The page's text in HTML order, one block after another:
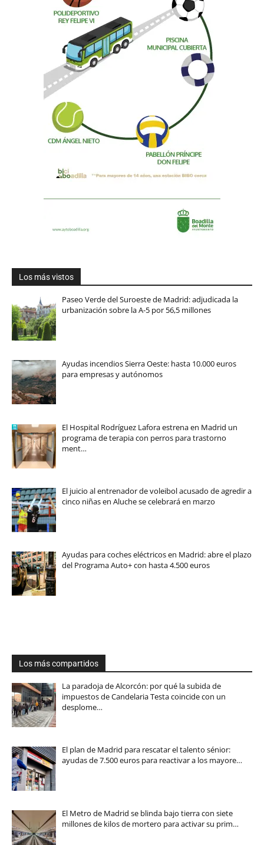
Los más vistos
Paseo Verde del Suroeste de Madrid: adjudicada la
urbanización sobre la A-5 por 56,5 millones
Ayudas incendios Sierra Oeste: hasta 10.000 euros
para empresas y autónomos
El Hospital Rodríguez Lafora estrena en Madrid un
programa de terapia con perros para trastorno
ment…
El juicio al entrenador de voleibol acusado de agredir a
cinco niñas en Aluche se celebrará en marzo
Ayudas para coches eléctricos en Madrid: abre el plazo
del Programa Auto+ con hasta 4.500 euros
Los más compartidos
La paradoja de Alcorcón: por qué la subida de
impuestos de Candelaria Testa coincide con un
desplome…
El plan de Madrid para rescatar el talento sénior:
ayudas de 7.500 euros para reactivar a los mayore…
El Metro de Madrid se blinda bajo tierra con siete
millones de kilos de mortero para activar su prim…